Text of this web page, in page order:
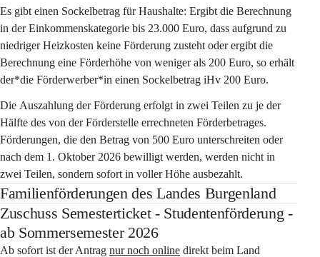
Es gibt einen Sockelbetrag für Haushalte: Ergibt die Berechnung
in der Einkommenskategorie bis 23.000 Euro, dass aufgrund zu
niedriger Heizkosten keine Förderung zusteht oder ergibt die
Berechnung eine Förderhöhe von weniger als 200 Euro, so erhält
der*die Förderwerber*in einen Sockelbetrag iHv 200 Euro.
Die Auszahlung der Förderung erfolgt in zwei Teilen zu je der
Hälfte des von der Förderstelle errechneten Förderbetrages.
Förderungen, die den Betrag von 500 Euro unterschreiten oder
nach dem 1. Oktober 2026 bewilligt werden, werden nicht in
zwei Teilen, sondern sofort in voller Höhe ausbezahlt.
Familienförderungen des Landes Burgenland
Zuschuss Semesterticket - Studentenförderung -
ab Sommersemester 2026
Ab sofort ist der Antrag nur noch online direkt beim Land